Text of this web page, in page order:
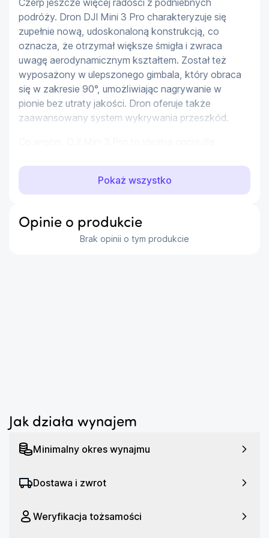
podróży. Dron DJI Mini 3 Pro charakteryzuje się
zupełnie nową, udoskonaloną konstrukcją, co
oznacza, że otrzymał większe śmigła i zwraca
uwagę aerodynamicznym kształtem. Został też
wyposażony w ulepszonego gimbala, który obraca
się w zakresie 90°, umożliwiając nagrywanie w
pionie bez utraty jakości. Dron oferuje także
zaawansowany system wykrywania przeszkód.
waga nie przekracza 249 gramów, nie musisz więc
rejestrować go w większości krajów i regionów. To
wyjazdów. Dron wyróżnia się także składaną
konstrukcją, która znacznie ułatwia jego
przechowywanie i transport. Zabierz go na kolejną
Wyższy zakres dynamiczny, większe piksele 2,4 μm
oraz przysłona f/1.7 pozwolą Ci uzyskać bogate w
szczegóły i zachwycające wyrazistą kolorystyką
D-Cinelike Color daje więcej możliwości podczas
edycji materiałów. Dostępny jest również nawet 4-
Pokaż wszystko
Opinie o produkcie
Brak opinii o tym produkcie
Jak działa wynajem
Minimalny okres wynajmu
Dostawa i zwrot
Weryfikacja tożsamości